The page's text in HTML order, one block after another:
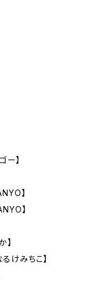
ー】
】
】
】
けみちこ】